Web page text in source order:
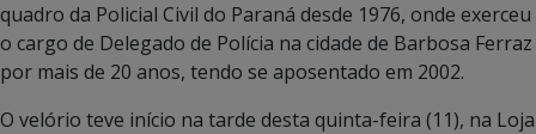
quadro da Policial Civil do Paraná desde 1976, onde exerceu
o cargo de Delegado de Polícia na cidade de Barbosa Ferraz
por mais de 20 anos, tendo se aposentado em 2002.
O velório teve início na tarde desta quinta-feira (11), na Loja